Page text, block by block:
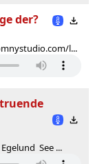
der?
l...
See ...